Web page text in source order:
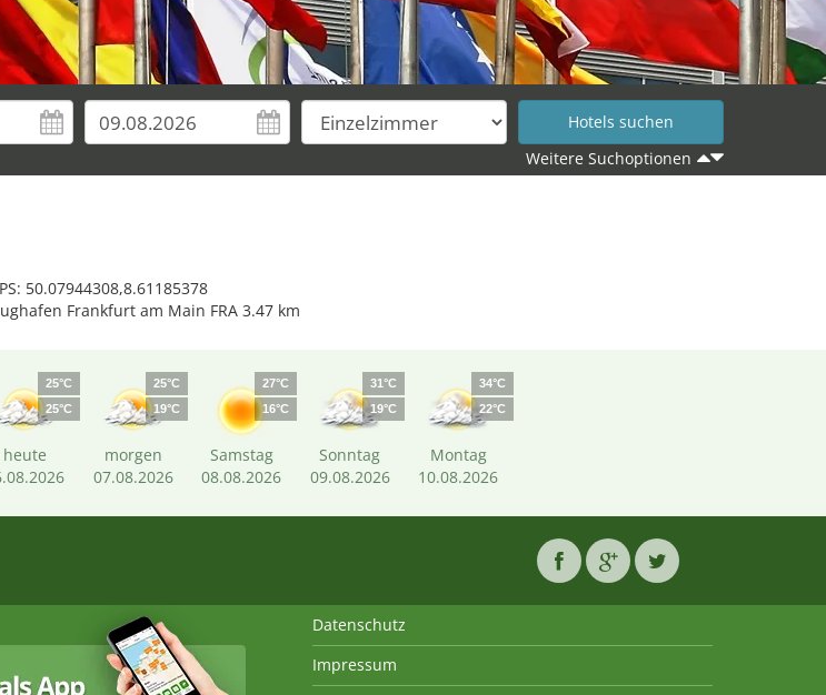
Weitere Suchoptionen
50.07944308,8.61185378
Frankfurt am Main FRA 3.47 km
25°C
25°C
heute
25°C
19°C
morgen
07.08.2026
27°C
16°C
Samstag
08.08.2026
31°C
19°C
Sonntag
09.08.2026
34°C
22°C
Montag
10.08.2026
Datenschutz
Impressum